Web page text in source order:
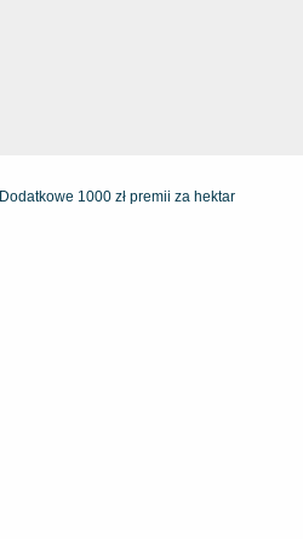
Dodatkowe 1000 zł premii za hektar